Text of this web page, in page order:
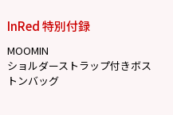
InRed 特別付録
MOOMIN
ショルダーストラップ付きボス
トンバッグ